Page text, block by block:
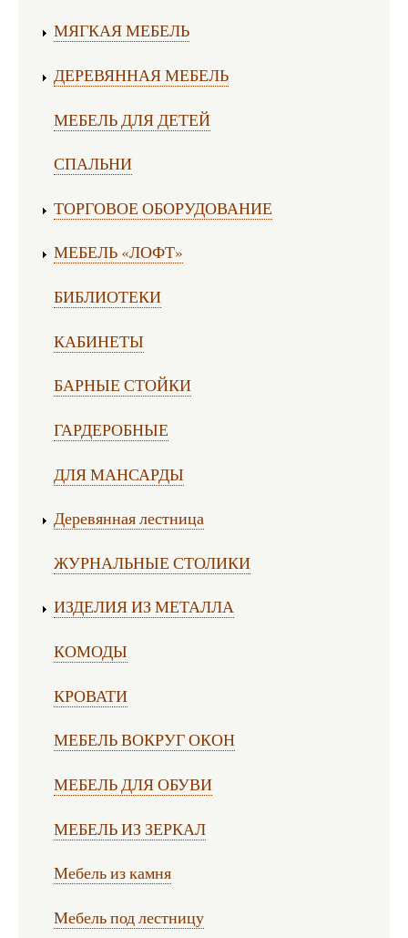
МЯГКАЯ МЕБЕЛЬ
ДЕРЕВЯННАЯ МЕБЕЛЬ
МЕБЕЛЬ ДЛЯ ДЕТЕЙ
СПАЛЬНИ
ТОРГОВОЕ ОБОРУДОВАНИЕ
МЕБЕЛЬ «ЛОФТ»
БИБЛИОТЕКИ
КАБИНЕТЫ
БАРНЫЕ СТОЙКИ
ГАРДЕРОБНЫЕ
ДЛЯ МАНСАРДЫ
Деревянная лестница
ЖУРНАЛЬНЫЕ СТОЛИКИ
ИЗДЕЛИЯ ИЗ МЕТАЛЛА
КОМОДЫ
КРОВАТИ
МЕБЕЛЬ ВОКРУГ ОКОН
МЕБЕЛЬ ДЛЯ ОБУВИ
МЕБЕЛЬ ИЗ ЗЕРКАЛ
Мебель из камня
Мебель под лестницу